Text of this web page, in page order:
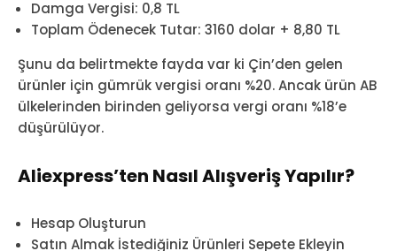
Damga Vergisi: 0,8 TL
Toplam Ödenecek Tutar: 3160 dolar + 8,80 TL
Şunu da belirtmekte fayda var ki Çin’den gelen
ürünler için gümrük vergisi oranı %20. Ancak ürün AB
ülkelerinden birinden geliyorsa vergi oranı %18’e
düşürülüyor.
Aliexpress’ten Nasıl Alışveriş Yapılır?
Hesap Oluşturun
Satın Almak İstediğiniz Ürünleri Sepete Ekleyin